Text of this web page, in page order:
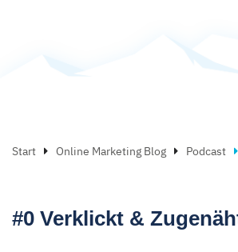
Start Online Marketing Blog Podcast
#0 Verklickt &